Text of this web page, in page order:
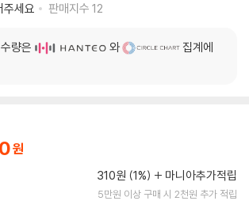
주세요
판매지수 12
량은 와
집계에
310원 (1%) 마니아추가적립
5만원 이상 구매 시 2천원 추가 적립